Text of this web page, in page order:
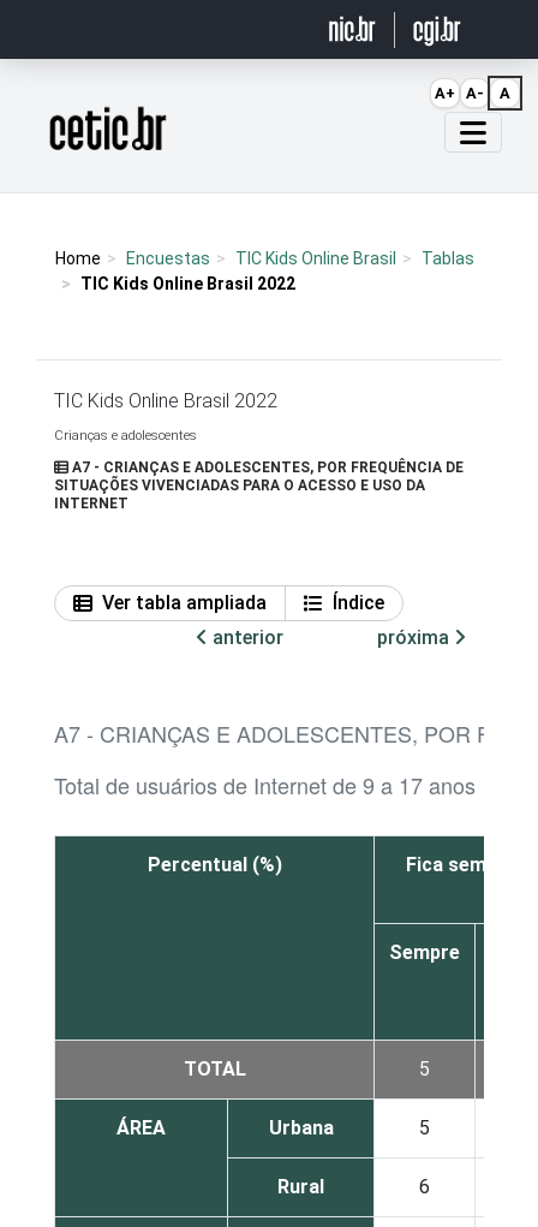
Página inicial
Home Encuestas TIC Kids Online Brasil
Tablas
TIC Kids Online Brasil 2022
TIC Kids Online Brasil 2022
Crianças e adolescentes
A7 - CRIANÇAS E ADOLESCENTES, POR FREQUÊNCIA DE
SITUAÇÕES VIVENCIADAS PARA O ACESSO E USO DA
INTERNET
Ver tabla ampliada
Índice
anterior
próxima
A7 - CRIANÇAS E ADOLESCENTES, POR
Total de usuários de Internet de 9 a 17 anos
Percentual (%) Fica sem
Sempre
TOTAL 5
ÁREA Urbana 5
Rural 6
A+ A- A